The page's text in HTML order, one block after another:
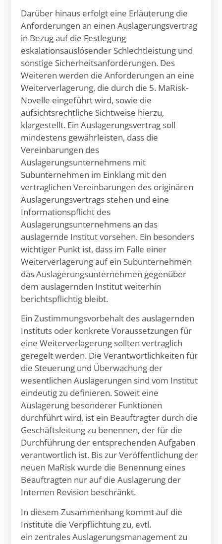
Darüber hinaus erfolgt eine Erläuterung die
Anforderungen an einen Auslagerungsvertrag
in Bezug auf die Festlegung
eskalationsauslösender Schlechtleistung und
sonstige Sicherheitsanforderungen. Des
Weiteren werden die Anforderungen an eine
Weiterverlagerung, die durch die 5. MaRisk-
Novelle eingeführt wird, sowie die
aufsichtsrechtliche Sichtweise hierzu,
klargestellt. Ein Auslagerungsvertrag soll
mindestens gewährleisten, dass die
Vereinbarungen des
Auslagerungsunternehmens mit
Subunternehmen im Einklang mit den
vertraglichen Vereinbarungen des originären
Auslagerungsvertrags stehen und eine
Informationspflicht des
Auslagerungsunternehmens an das
auslagernde Institut vorsehen. Ein besonders
wichtiger Punkt ist, dass im Falle einer
Weiterverlagerung auf ein Subunternehmen
das Auslagerungsunternehmen gegenüber
dem auslagernden Institut weiterhin
berichtspflichtig bleibt.
Ein Zustimmungsvorbehalt des auslagernden
Instituts oder konkrete Voraussetzungen für
eine Weiterverlagerung sollten vertraglich
geregelt werden. Die Verantwortlichkeiten für
die Steuerung und Überwachung der
wesentlichen Auslagerungen sind vom Institut
eindeutig zu definieren. Soweit eine
Auslagerung besonderer Funktionen
durchführt wird, ist ein Beauftragter durch die
Geschäftsleitung zu benennen, der für die
Durchführung der entsprechenden Aufgaben
verantwortlich ist. Bis zur Veröffentlichung der
neuen MaRisk wurde die Benennung eines
Beauftragten nur auf die Auslagerung der
Internen Revision beschränkt.
In diesem Zusammenhang kommt auf die
Institute die Verpflichtung zu, evtl.
ein zentrales Auslagerungsmanagement zu